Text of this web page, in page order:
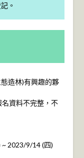
。
造林)有興趣的夥
資料不完整，不
2023/9/14 (四)